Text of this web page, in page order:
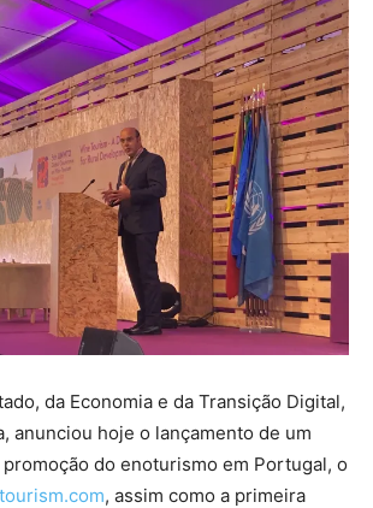
da Economia e da Transição Digital,
anunciou hoje o lançamento de um
do enoturismo em Portugal, o
, assim como a primeira